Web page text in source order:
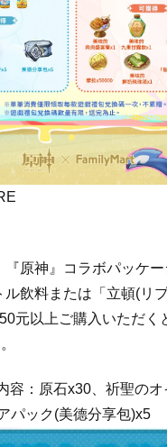
『原神』コラボパッケ
飲料または「立頓(リ
元以上ご購入いただく
容：原石x30、祈聖のオ
パック(美德分享包)x5